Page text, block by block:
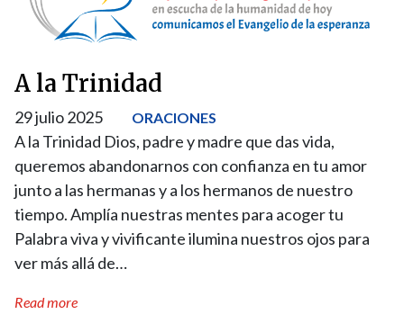
A la Trinidad
29 julio 2025 ORACIONES
A la Trinidad Dios, padre y madre que das vida,
queremos abandonarnos con confianza en tu amor
junto a las hermanas y a los hermanos de nuestro
tiempo. Amplía nuestras mentes para acoger tu
Palabra viva y vivificante ilumina nuestros ojos para
ver más allá de…
Read more